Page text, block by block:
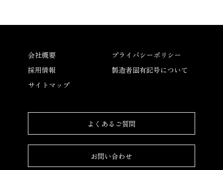
会社概要
採用情報
サイトマップ
プライバシーポリシー
製造者固有記号について
よくあるご質問
お問い合わせ